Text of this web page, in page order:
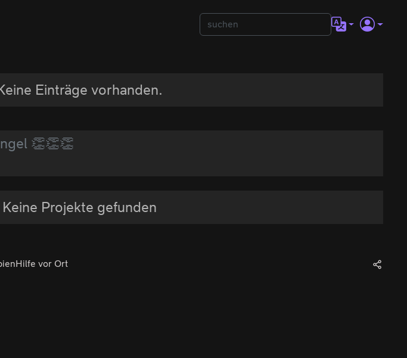
Einträge vorhanden.
👏👏👏
Keine Projekte gefunden
Hilfe vor Ort